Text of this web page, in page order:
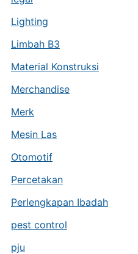
Lighting
Limbah B3
Material Konstruksi
Merchandise
Merk
Mesin Las
Otomotif
Percetakan
Perlengkapan Ibadah
pest control
pju